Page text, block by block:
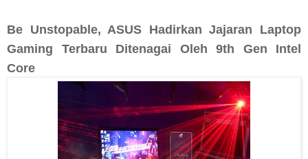
Be Unstopable, ASUS Hadirkan Jajaran Laptop
Gaming Terbaru Ditenagai Oleh 9th Gen Intel
Core